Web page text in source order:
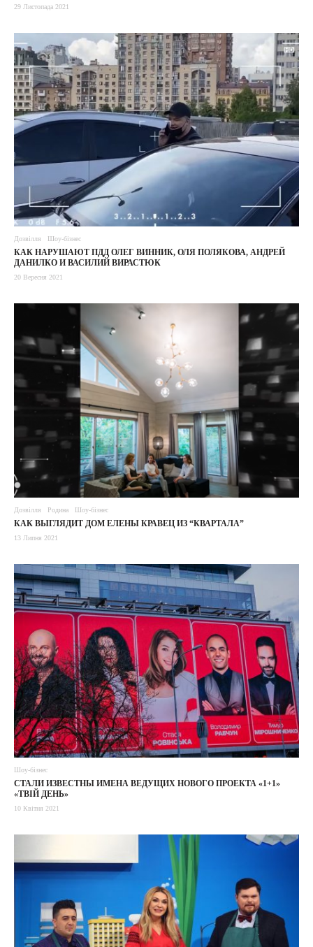
29 Листопада 2021
Дозвілля Шоу-бізнес
КАК НАРУШАЮТ ПДД ОЛЕГ ВИННИК, ОЛЯ ПОЛЯКОВА, АНДРЕЙ
ДАНИЛКО И ВАСИЛИЙ ВИРАСТЮК
20 Вересня 2021
Дозвілля Родина Шоу-бізнес
КАК ВЫГЛЯДИТ ДОМ ЕЛЕНЫ КРАВЕЦ ИЗ “КВАРТАЛА”
13 Липня 2021
Шоу-бізнес
СТАЛИ ИЗВЕСТНЫ ИМЕНА ВЕДУЩИХ НОВОГО ПРОЕКТА «1+1»
«ТВІЙ ДЕНЬ»
10 Квітня 2021